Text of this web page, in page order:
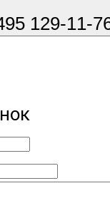
129-11-